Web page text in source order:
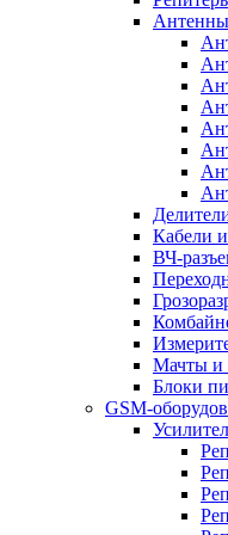
Антенны
Кабели
ВЧ-
Мачты и
Блоки
GSM-